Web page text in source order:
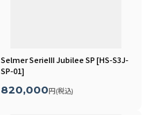
Selmer SerieIII Jubilee SP[HS-S3J-
SP-01]
820,000円(税込)